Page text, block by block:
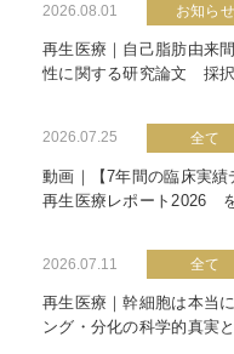
2026.08.01 お知らせ
再生医療｜自己脂肪由来
性に関する研究論文 採
2026.07.25 全て
動画｜【7年間の臨床実績
再生医療レポート2026
2026.07.11 全て
再生医療｜幹細胞は本当
ング・分化の科学的真実